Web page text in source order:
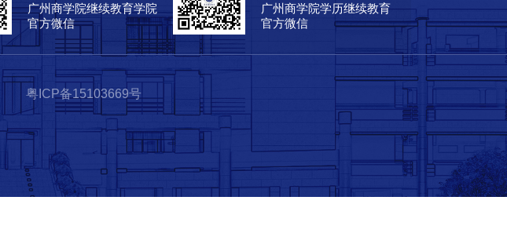
广州商学院继续教育学院
官方微信
广州商学院学历继续教育
官方微信
粤ICP备15103669号